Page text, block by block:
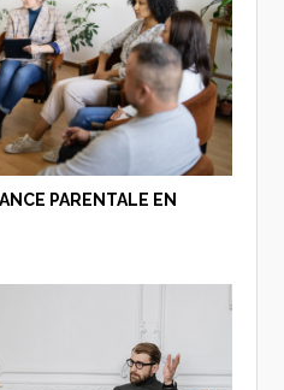
PARENTALE EN